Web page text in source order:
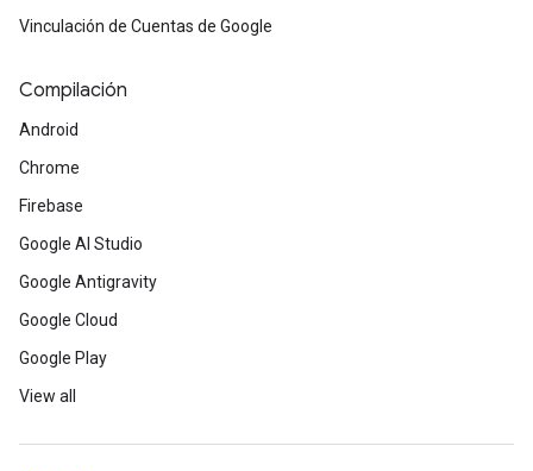
Vinculación de Cuentas de Google
Compilación
Android
Chrome
Firebase
Google AI Studio
Google Antigravity
Google Cloud
Google Play
View all